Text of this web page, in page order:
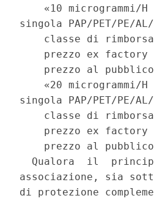
«10 microgrammi/H
singola PAP/PET/PE/
classe di
prezzo ex
prezzo al
«20 microgrammi/H
singola PAP/PET/PE/
classe di
prezzo ex
prezzo al
Qualora  il
associazione, sia
di protezione